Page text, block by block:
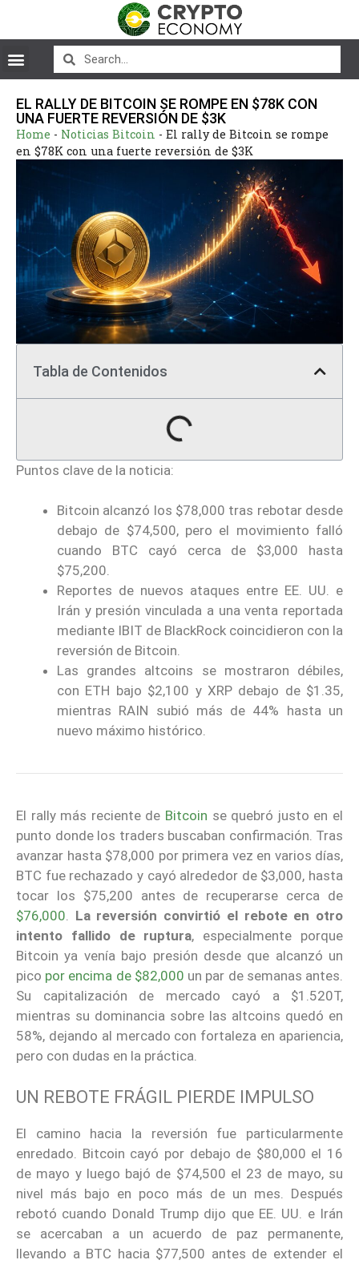
EL RALLY DE BITCOIN SE ROMPE EN $78K CON
UNA FUERTE REVERSIÓN DE $3K
Home - Noticias Bitcoin - El rally de Bitcoin se rompe
en $78K con una fuerte reversión de $3K
Tabla de Contenidos
Puntos clave de la noticia:
Bitcoin alcanzó los $78,000 tras rebotar desde
debajo de $74,500, pero el movimiento falló
cuando BTC cayó cerca de $3,000 hasta
$75,200.
Reportes de nuevos ataques entre EE. UU. e
Irán y presión vinculada a una venta reportada
mediante IBIT de BlackRock coincidieron con la
reversión de Bitcoin.
Las grandes altcoins se mostraron débiles,
con ETH bajo $2,100 y XRP debajo de $1.35,
mientras RAIN subió más de 44% hasta un
nuevo máximo histórico.
El rally más reciente de Bitcoin se quebró justo en el
punto donde los traders buscaban confirmación. Tras
avanzar hasta $78,000 por primera vez en varios días,
BTC fue rechazado y cayó alrededor de $3,000, hasta
tocar los $75,200 antes de recuperarse cerca de
$76,000. La reversión convirtió el rebote en otro
intento fallido de ruptura, especialmente porque
Bitcoin ya venía bajo presión desde que alcanzó un
pico por encima de $82,000 un par de semanas antes.
Su capitalización de mercado cayó a $1.520T,
mientras su dominancia sobre las altcoins quedó en
58%, dejando al mercado con fortaleza en apariencia,
pero con dudas en la práctica.
UN REBOTE FRÁGIL PIERDE IMPULSO
El camino hacia la reversión fue particularmente
enredado. Bitcoin cayó por debajo de $80,000 el 16
de mayo y luego bajó de $74,500 el 23 de mayo, su
nivel más bajo en poco más de un mes. Después
rebotó cuando Donald Trump dijo que EE. UU. e Irán
se acercaban a un acuerdo de paz permanente,
llevando a BTC hacia $77,500 antes de extender el